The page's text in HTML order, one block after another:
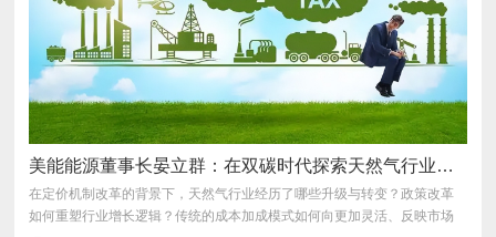
美能能源董事长晏立群：在双碳时代探索天然气行业发展新机遇